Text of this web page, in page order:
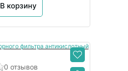
В корзину
0 отзывов